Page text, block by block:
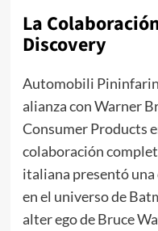
La
Discovery
Automobili
alianza con Warner
Consumer Products
colaboración
italiana presentó
en el universo de
alter ego de Bruce